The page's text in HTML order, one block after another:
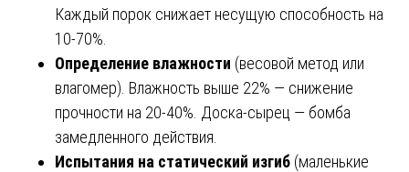
Каждый порок снижает несущую способность на
10-70%.
Определение влажности (весовой метод или
влагомер). Влажность выше 22% — снижение
прочности на 20-40%. Доска-сырец — бомба
замедленного действия.
Испытания на статический изгиб (маленькие